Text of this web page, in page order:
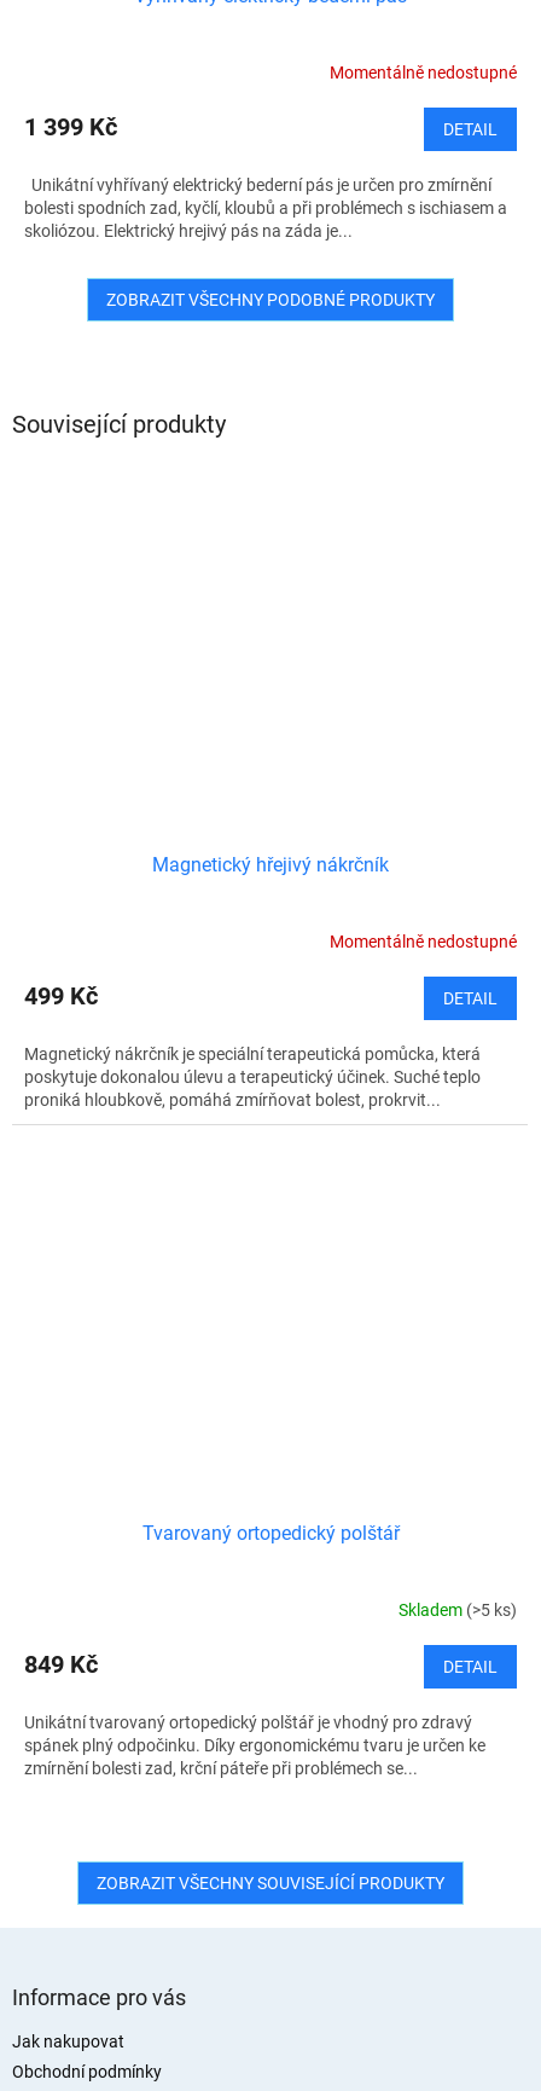
Související produkty
Magnetický hřejivý nákrčník
Momentálně nedostupné
499 Kč DETAIL
Magnetický nákrčník je speciální terapeutická pomůcka, která
poskytuje dokonalou úlevu a terapeutický účinek. Suché teplo
proniká hloubkově, pomáhá zmírňovat bolest, prokrvit...
Tvarovaný ortopedický polštář
Skladem (>5 ks)
849 Kč DETAIL
Unikátní tvarovaný ortopedický polštář je vhodný pro zdravý
spánek plný odpočinku. Díky ergonomickému tvaru je určen ke
zmírnění bolesti zad, krční páteře při problémech se...
ZOBRAZIT VŠECHNY SOUVISEJÍCÍ PRODUKTY
Momentálně nedostupné
1 399 Kč DETAIL
Unikátní vyhřívaný elektrický bederní pás je určen pro zmírnění
bolesti spodních zad, kyčlí, kloubů a při problémech s ischiasem a
skoliózou. Elektrický hrejivý pás na záda je...
ZOBRAZIT VŠECHNY PODOBNÉ PRODUKTY
Informace pro vás
Jak nakupovat
Obchodní podmínky